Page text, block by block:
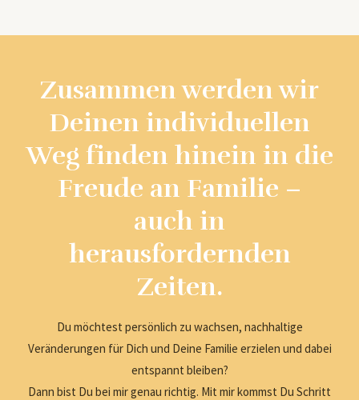
Zusammen werden wir
Deinen individuellen
Weg finden hinein in die
Freude an Familie –
auch in
herausfordernden
Zeiten.
Du möchtest persönlich zu wachsen, nachhaltige
Veränderungen für Dich und Deine Familie erzielen und dabei
entspannt bleiben?
Dann bist Du bei mir genau richtig. Mit mir kommst Du Schritt